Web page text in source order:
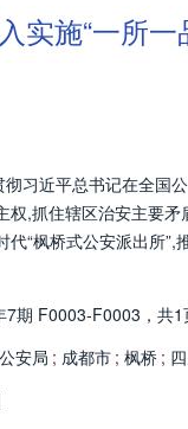
实施“一所
习近平总书记在全国
权,抓住辖区治安主要
代“枫桥式公安派出所
7期 F0003-F0003， 共1
公安局 ; 成都市 ; 枫桥 ;